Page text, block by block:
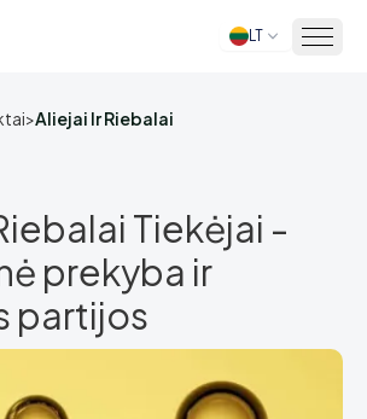
LT
>Aliejai Ir Riebalai
Tiekėjai -
prekyba ir
partijos